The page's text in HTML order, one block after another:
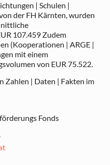
| Schulen |
der FH Kärnten, wurden
107.459 Zudem
(Kooperationen | ARGE |
mit einem
von EUR 75.522.
Zahlen | Daten | Fakten im
Fonds